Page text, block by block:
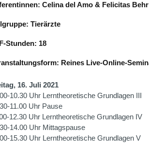
Celina del Amo & Felicitas Behr
Tierärzte
Stunden: 18
Reines Live-Online-
16. Juli 2021
10.30 Uhr Lerntheoretische Grundlagen III
11.00 Uhr Pause
12.30 Uhr Lerntheoretische Grundlagen IV
14.00 Uhr Mittagspause
15.30 Uhr Lerntheoretische Grundlagen V